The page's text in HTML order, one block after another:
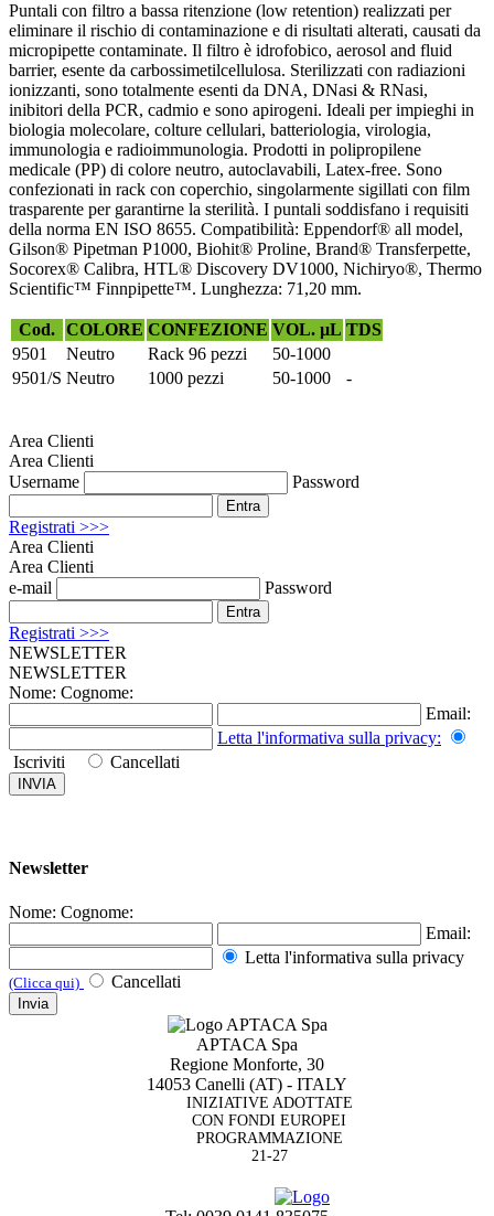
Puntali con filtro a bassa ritenzione (low retention) realizzati per
eliminare il rischio di contaminazione e di risultati alterati, causati da
micropipette contaminate. Il filtro è idrofobico, aerosol and fluid
barrier, esente da carbossimetilcellulosa. Sterilizzati con radiazioni
ionizzanti, sono totalmente esenti da DNA, DNasi & RNasi,
inibitori della PCR, cadmio e sono apirogeni. Ideali per impieghi in
biologia molecolare, colture cellulari, batteriologia, virologia,
immunologia e radioimmunologia. Prodotti in polipropilene
medicale (PP) di colore neutro, autoclavabili, Latex-free. Sono
confezionati in rack con coperchio, singolarmente sigillati con film
trasparente per garantirne la sterilità. I puntali soddisfano i requisiti
della norma EN ISO 8655. Compatibilità: Eppendorf® all model,
Gilson® Pipetman P1000, Biohit® Proline, Brand® Transferpette,
Socorex® Calibra, HTL® Discovery DV1000, Nichiryo®, Thermo
Scientific™ Finnpipette™. Lunghezza: 71,20 mm.
Cod. COLORE CONFEZIONE VOL. µL TDS
9501
Neutro Rack 96 pezzi
50-1000
9501/S Neutro 1000 pezzi 50-1000 -
Area Clienti
Area Clienti
Username
Password
Registrati >>>
Area Clienti
Area Clienti
e-mail
Password
Registrati >>>
NEWSLETTER
NEWSLETTER
Nome: Cognome:
Email:
Letta l'informativa sulla privacy:
Iscriviti
Cancellati
Newsletter
Nome: Cognome:
Email:
Letta l'informativa sulla privacy
(Clicca qui) Cancellati
APTACA Spa
Regione Monforte, 30
14053 Canelli (AT) - ITALY
INIZIATIVE ADOTTATE
CON FONDI EUROPEI
PROGRAMMAZIONE
21-27